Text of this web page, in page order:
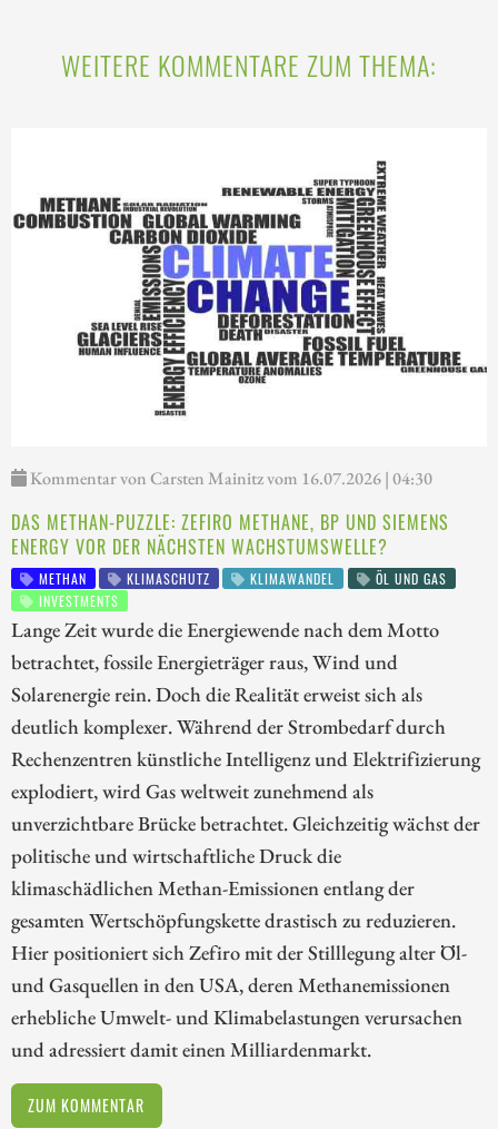
WEITERE KOMMENTARE ZUM THEMA:
Kommentar von Carsten Mainitz vom 16.07.2026 | 04:30
DAS METHAN-PUZZLE: ZEFIRO METHANE, BP UND SIEMENS
ENERGY VOR DER NÄCHSTEN WACHSTUMSWELLE?
METHAN KLIMASCHUTZ KLIMAWANDEL
ÖL UND GAS
INVESTMENTS
Lange Zeit wurde die Energiewende nach dem Motto
betrachtet, fossile Energieträger raus, Wind und
Solarenergie rein. Doch die Realität erweist sich als
deutlich komplexer. Während der Strombedarf durch
Rechenzentren künstliche Intelligenz und Elektrifizierung
explodiert, wird Gas weltweit zunehmend als
unverzichtbare Brücke betrachtet. Gleichzeitig wächst der
politische und wirtschaftliche Druck die
klimaschädlichen Methan-Emissionen entlang der
gesamten Wertschöpfungskette drastisch zu reduzieren.
Hier positioniert sich Zefiro mit der Stilllegung alter Öl-
und Gasquellen in den USA, deren Methanemissionen
erhebliche Umwelt- und Klimabelastungen verursachen
und adressiert damit einen Milliardenmarkt.
ZUM KOMMENTAR